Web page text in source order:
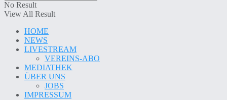
No Result
View All Result
HOME
NEWS
LIVESTREAM
VEREINS-ABO
MEDIATHEK
ÜBER UNS
JOBS
IMPRESSUM